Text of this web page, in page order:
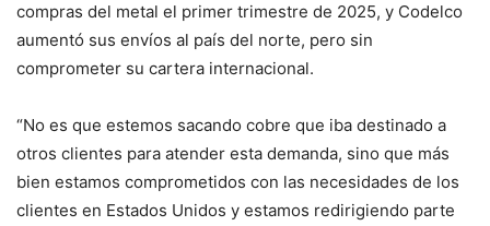
compras del metal el primer trimestre de 2025, y Codelco
aumentó sus envíos al país del norte, pero sin
comprometer su cartera internacional.
“No es que estemos sacando cobre que iba destinado a
otros clientes para atender esta demanda, sino que más
bien estamos comprometidos con las necesidades de los
clientes en Estados Unidos y estamos redirigiendo parte